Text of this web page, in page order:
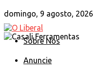
domingo, 9 agosto, 2026
Sobre Nós
Anuncie